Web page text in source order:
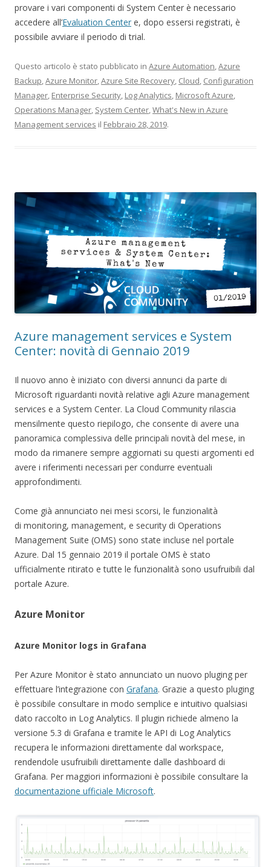
provare i vari componenti di System Center è necessario
accedere all’Evaluation Center e, dopo essersi registrati, è
possibile avviare il periodo di trial.
Questo articolo è stato pubblicato in Azure Automation,Azure
Backup,Azure Monitor,Azure Site Recovery, Cloud, Configuration
Manager, Enterprise Security, Log Analytics, Microsoft Azure,
Operations Manager, System Center,What's New in Azure
Management services il Febbraio 28, 2019.
Azure management services e System
Center: novità di Gennaio 2019
Il nuovo anno è iniziato con diversi annunci da parte di
Microsoft riguardanti novità relative agli Azure management
services e a System Center. La Cloud Community rilascia
mensilmente questo riepilogo, che consente di avere una
panoramica complessiva delle principali novità del mese, in
modo da rimanere sempre aggiornati su questi argomenti ed
avere i riferimenti necessari per condurre eventuali
approfondimenti.
Come già annunciato nei mesi scorsi, le funzionalità
di monitoring, management, e security di Operations
Management Suite (OMS) sono state incluse nel portale
Azure. Dal 15 gennaio 2019 il portale OMS è stato
ufficialmente ritirato e tutte le funzionalità sono usufruibili dal
portale Azure.
Azure Monitor
Azure Monitor logs in Grafana
Per Azure Monitor è stato annunciato un nuovo pluging per
effettuare l’integrazione con Grafana. Grazie a questo pluging
è possibile consultare in modo semplice e intuitivo qualsiasi
dato raccolto in Log Analytics. Il plugin richiede almeno la
versione 5.3 di Grafana e tramite le API di Log Analytics
recupera le informazioni direttamente dal workspace,
rendendole usufruibili direttamente dalle dashboard di
Grafana. Per maggiori informazioni è possibile consultare la
documentazione ufficiale Microsoft.